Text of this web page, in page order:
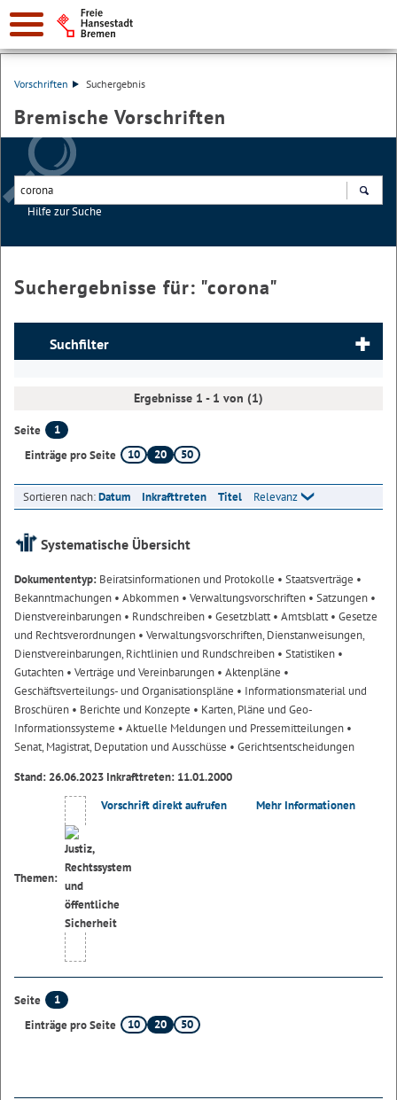
Vorschriften Suchergebnis
Bremische Vorschriften
Hilfe zur Suche
Suchergebnisse für: "corona"
Suchfilter
Ergebnisse 1 - 1 von (1)
Seite
1
Einträge pro Seite
10 20 50
Sortieren nach:Datum Inkrafttreten Titel Relevanz
Systematische Übersicht
Dokumententyp: Beiratsinformationen und Protokolle • Staatsverträge •
Bekanntmachungen • Abkommen • Verwaltungsvorschriften • Satzungen •
Dienstvereinbarungen • Rundschreiben • Gesetzblatt• Amtsblatt• Gesetze
und Rechtsverordnungen • Verwaltungsvorschriften, Dienstanweisungen,
Dienstvereinbarungen, Richtlinien und Rundschreiben • Statistiken •
Gutachten • Verträge und Vereinbarungen • Aktenpläne •
Geschäftsverteilungs- und Organisationspläne • Informationsmaterial und
Broschüren • Berichte und Konzepte • Karten, Pläne und Geo-
Informationssysteme • Aktuelle Meldungen und Pressemitteilungen •
Senat, Magistrat, Deputation und Ausschüsse • Gerichtsentscheidungen
Stand: 26.06.2023 Inkrafttreten: 11.01.2000
Themen:
Vorschrift direkt aufrufen Mehr Informationen
Seite
1
Einträge pro Seite
10 20 50